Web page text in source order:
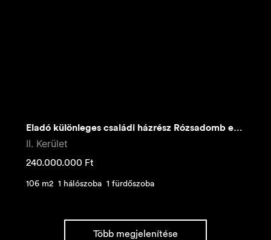
Eladó különleges családi házrész Rózsadomb egyik legjobb részén
II. Kerület
240.000.000 Ft
106 m2 1 hálószoba 1 fürdőszoba
Több megjelenítése